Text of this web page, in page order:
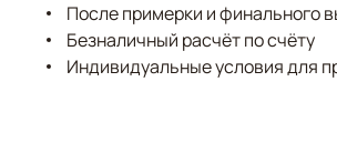
После примерки и финального
Безналичный расчёт по счёту
Индивидуальные условия для